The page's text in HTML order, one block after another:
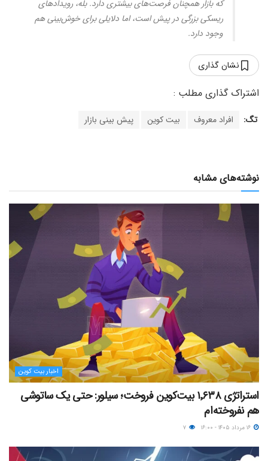
که بازار همچنان فرصت‌های بیشتری دارد. بله، رویدادهای
ریسکی بزرگی در پیش است، اما دلایلی برای خوش‌بینی هم
وجود دارد.
نشان گذاری
تگ: افراد معروف بیت کوین پیش بینی بازار
نوشته‌های مشابه
اخبار بیت کوین
استراتژی ۱٬۶۳۸ بیت‌کوین فروخت؛ سیلور: حتی یک ساتوشی
هم نفروخته‌ام